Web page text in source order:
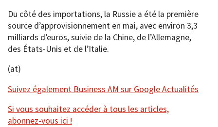
Du côté des importations, la Russie a été la première
source d’approvisionnement en mai, avec environ 3,3
milliards d’euros, suivie de la Chine, de l’Allemagne,
des États-Unis et de l’Italie.
(at)
Suivez également Business AM sur Google Actualités
Si vous souhaitez accéder à tous les articles,
abonnez-vous ici !